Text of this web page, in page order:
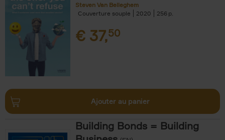
Steven Van Belleghem
Couverture souple
2020 256
€ 37,50
Ajouter au panier
Building Bonds = Building